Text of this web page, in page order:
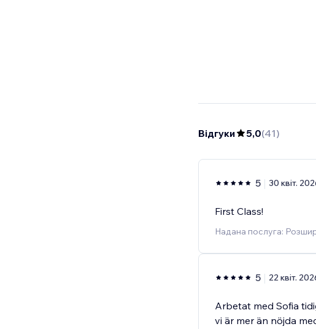
Відгуки 5,0(41)
5 30 квіт.
First Class!
Надана послуга:
5 22 квіт.
Arbetat med Sofia
vi är mer än nöjda